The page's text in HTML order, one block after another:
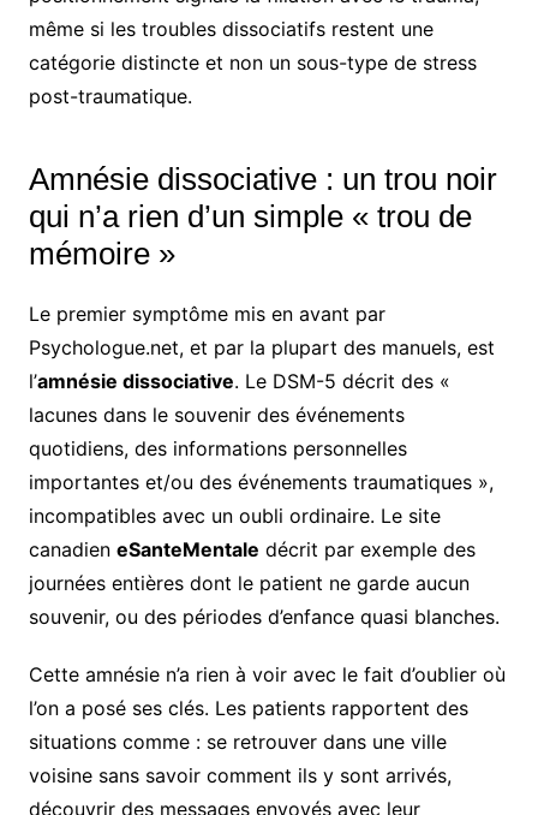
même si les troubles dissociatifs restent une
catégorie distincte et non un sous-type de stress
post-traumatique.
Amnésie dissociative : un trou noir
qui n’a rien d’un simple « trou de
mémoire »
Le premier symptôme mis en avant par
Psychologue.net, et par la plupart des manuels, est
l’amnésie dissociative. Le DSM-5 décrit des «
lacunes dans le souvenir des événements
quotidiens, des informations personnelles
importantes et/ou des événements traumatiques »,
incompatibles avec un oubli ordinaire. Le site
canadien eSanteMentale décrit par exemple des
journées entières dont le patient ne garde aucun
souvenir, ou des périodes d’enfance quasi blanches.
Cette amnésie n’a rien à voir avec le fait d’oublier où
l’on a posé ses clés. Les patients rapportent des
situations comme : se retrouver dans une ville
voisine sans savoir comment ils y sont arrivés,
découvrir des messages envoyés avec leur